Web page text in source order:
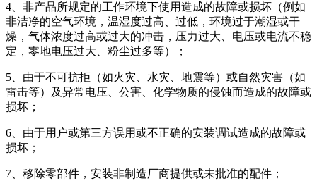
4、非产品所规定的工作环境下使用造成的故障或损坏（例如
非洁净的空气环境，温湿度过高、过低，环境过于潮湿或干
燥，气体浓度过高或过大的冲击，压力过大、电压或电流不稳
定，零地电压过大、粉尘过多等）；
5、由于不可抗拒（如火灾、水灾、地震等）或自然灾害（如
雷击等）及异常电压、公害、化学物质的侵蚀而造成的故障或
损坏；
6、由于用户或第三方误用或不正确的安装调试造成的故障或
损坏；
7、移除零部件，安装非制造厂商提供或未批准的配件；